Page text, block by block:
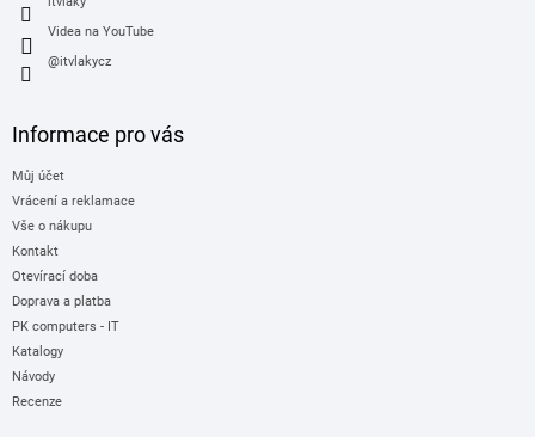
Videa na YouTube
@itvlakycz
Informace pro vás
Můj účet
Vrácení a reklamace
Vše o nákupu
Kontakt
Otevírací doba
Doprava a platba
PK computers - IT
Katalogy
Návody
Recenze